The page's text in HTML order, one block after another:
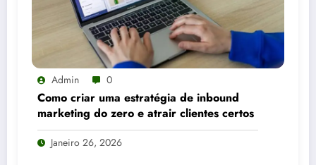
Admin 0
Como criar uma estratégia de inbound
marketing do zero e atrair clientes certos
Janeiro 26, 2026